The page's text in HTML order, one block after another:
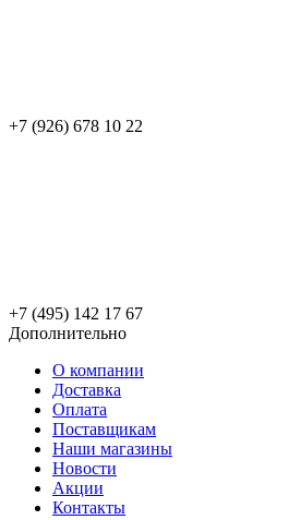
+7 (926) 678 10 22
+7 (495) 142 17 67
Дополнительно
О компании
Доставка
Оплата
Поставщикам
Наши магазины
Новости
Акции
Контакты